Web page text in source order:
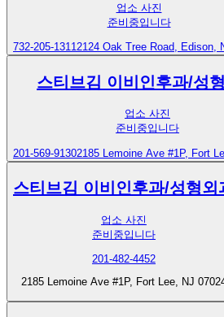
업소 사진
준비중입니다
732-205-13112124 Oak Tree Road, Edison,
스티브김 이비인후과/성
업소 사진
준비중입니다
201-569-91302185 Lemoine Ave #1P, Fort
스티브김 이비인후과/성형외
업소 사진
준비중입니다
201-482-4452
2185 Lemoine Ave #1P, Fort Lee, NJ